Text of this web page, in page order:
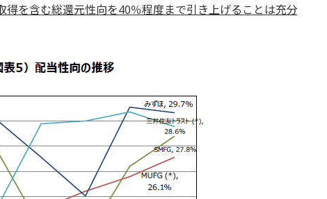
得を含む総還元性向を40％程度まで引き上げることは充分